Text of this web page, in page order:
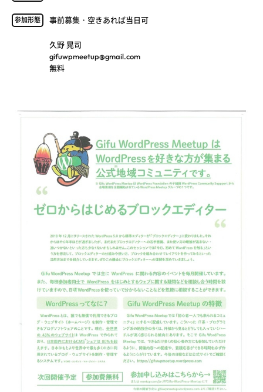
参加形態 事前募集・空きあれば当日可
久野 晃司
gifuwpmeetup@gmail.com
無料